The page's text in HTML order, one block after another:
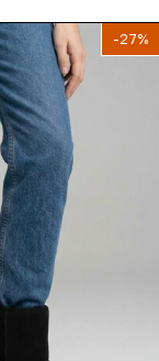
-27%